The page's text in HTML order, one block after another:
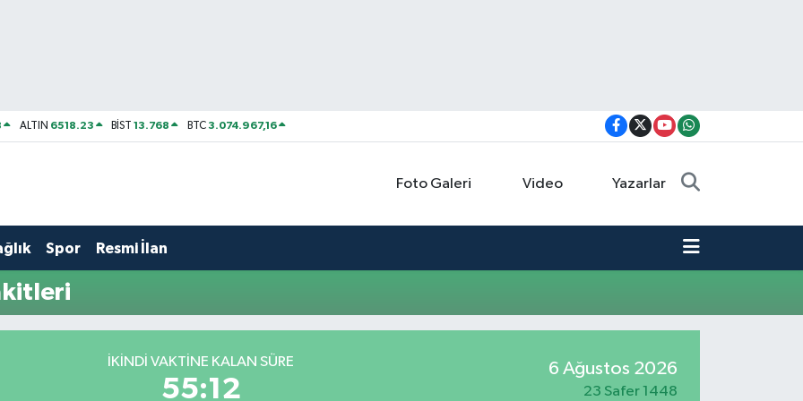
ALTIN 6518.23 BİST13.768 BTC3.074.967,16
Foto Galeri Video Yazarlar
Spor Resmi İlan
İKINDI VAKTINE KALAN SÜRE
55:12
6 Ağustos 2026
23 Safer 1448